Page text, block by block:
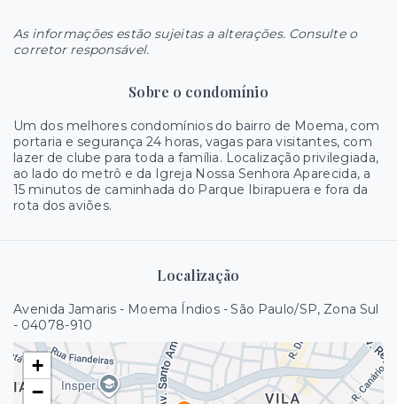
As informações estão sujeitas a alterações. Consulte o
corretor responsável.
Sobre o condomínio
Um dos melhores condomínios do bairro de Moema, com
portaria e segurança 24 horas, vagas para visitantes, com
lazer de clube para toda a família. Localização privilegiada,
ao lado do metrô e da Igreja Nossa Senhora Aparecida, a
15 minutos de caminhada do Parque Ibirapuera e fora da
rota dos aviões.
Localização
Avenida Jamaris - Moema Índios - São Paulo/SP, Zona Sul
- 04078-910
+
−